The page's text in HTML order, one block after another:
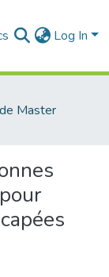
Log In
Master